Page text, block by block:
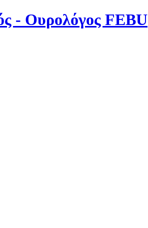
- Ουρολόγος FEBU